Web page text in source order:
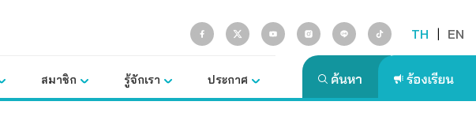
TH | EN
สมาชิก รู้จักเรา ประกาศ